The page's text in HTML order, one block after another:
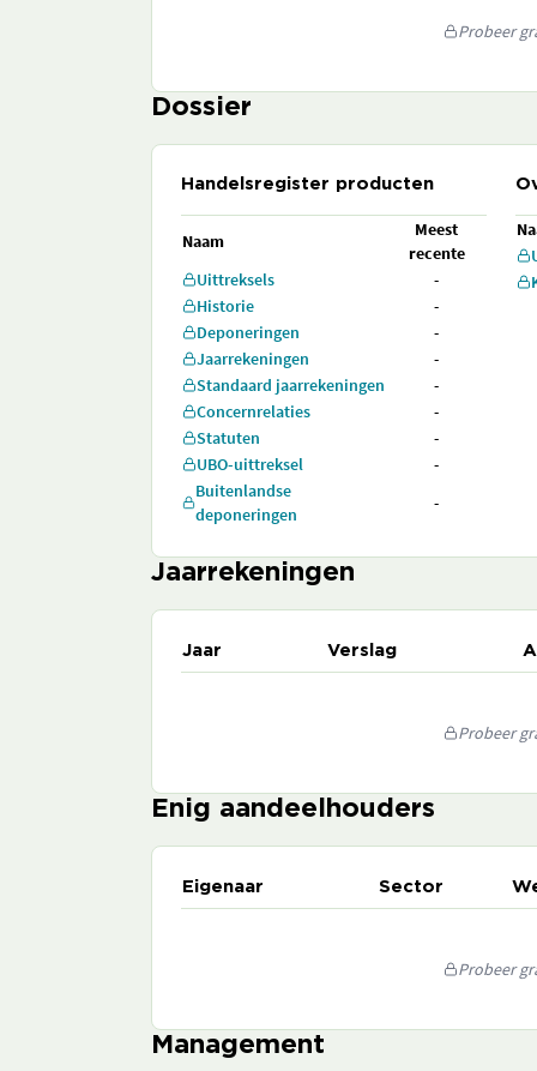
Probeer
Dossier
Handelsregister producten
Naam
Meest
recente
Uittreksels
-
Historie
-
Deponeringen
-
Jaarrekeningen
-
Standaard jaarrekeningen
-
Concernrelaties
-
Statuten
-
UBO-uittreksel
-
Buitenlandse
deponeringen
-
Jaarrekeningen
Jaar Verslag
Probeer
Enig aandeelhouders
Eigenaar Sector
Probeer
Management